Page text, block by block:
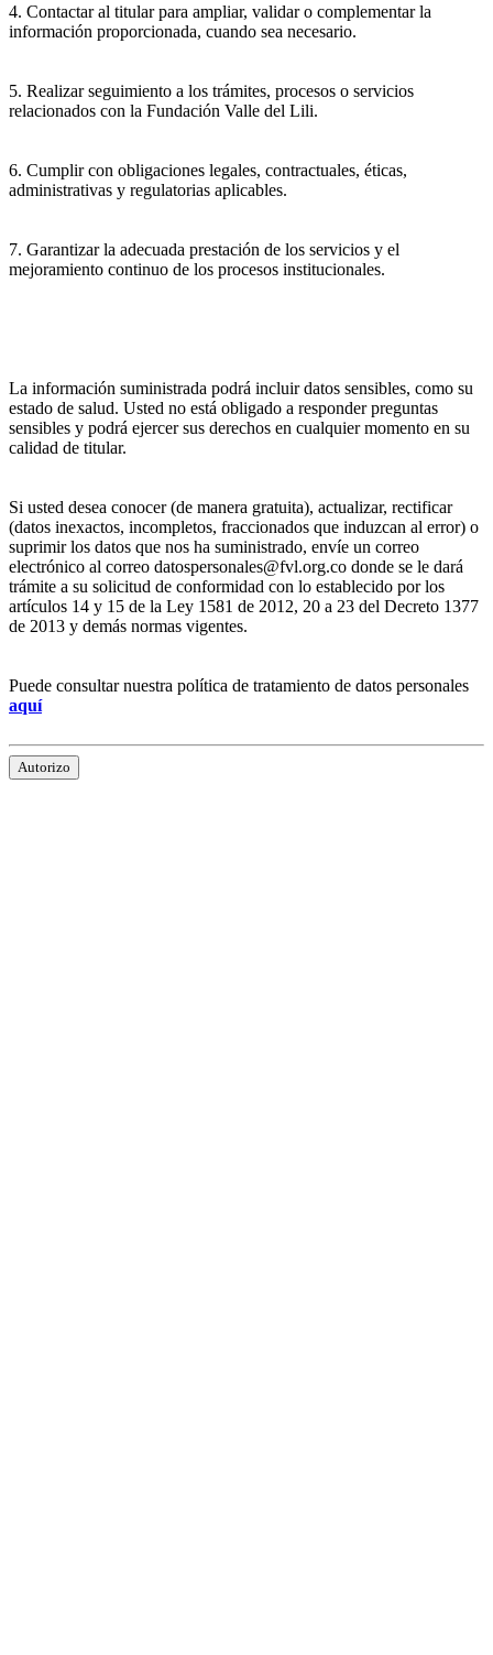
4. Contactar al titular para ampliar, validar o complementar la
información proporcionada, cuando sea necesario.
5. Realizar seguimiento a los trámites, procesos o servicios
relacionados con la Fundación Valle del Lili.
6. Cumplir con obligaciones legales, contractuales, éticas,
administrativas y regulatorias aplicables.
7. Garantizar la adecuada prestación de los servicios y el
mejoramiento continuo de los procesos institucionales.
La información suministrada podrá incluir datos sensibles, como su
estado de salud. Usted no está obligado a responder preguntas
sensibles y podrá ejercer sus derechos en cualquier momento en su
calidad de titular.
Si usted desea conocer (de manera gratuita), actualizar, rectificar
(datos inexactos, incompletos, fraccionados que induzcan al error) o
suprimir los datos que nos ha suministrado, envíe un correo
electrónico al correo datospersonales@fvl.org.co donde se le dará
trámite a su solicitud de conformidad con lo establecido por los
artículos 14 y 15 de la Ley 1581 de 2012, 20 a 23 del Decreto 1377
de 2013 y demás normas vigentes.
Puede consultar nuestra política de tratamiento de datos personales
aquí
Autorizo